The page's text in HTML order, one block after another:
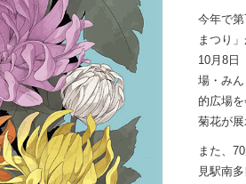
今年で
まつり
10月8日
場・み
的広場
菊花が
また、
見駅南